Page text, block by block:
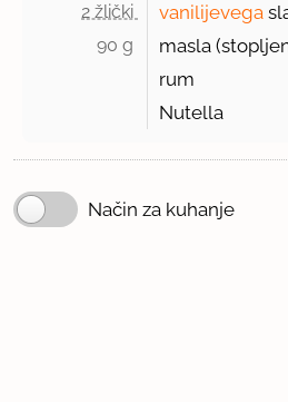
2 žlički vanilijevega
90 g
masla
rum
Nutella
Način za kuhanje